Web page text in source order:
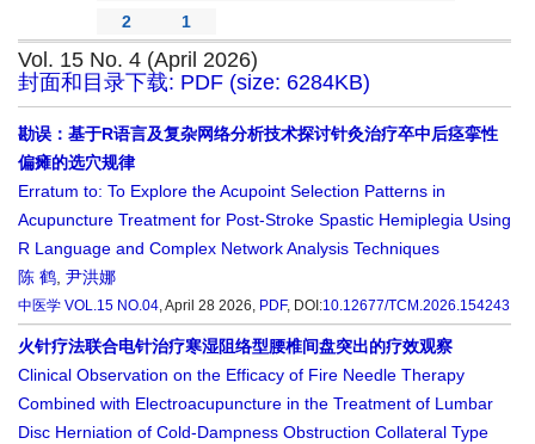
2
1
Vol. 15 No. 4 (April 2026)
封面和目录下载: PDF (size: 6284KB)
勘误：基于R语言及复杂网络分析技术探讨针灸治疗卒中后痉挛性
偏瘫的选穴规律
Erratum to: To Explore the Acupoint Selection Patterns in
Acupuncture Treatment for Post-Stroke Spastic Hemiplegia Using
R Language and Complex Network Analysis Techniques
陈 鹤 尹洪娜
中医学 VOL.15 NO.04, April 28 2026, PDF, DOI:10.12677/TCM.2026.154243
火针疗法联合电针治疗寒湿阻络型腰椎间盘突出的疗效观察
Clinical Observation on the Efficacy of Fire Needle Therapy
Combined with Electroacupuncture in the Treatment of Lumbar
Disc Herniation of Cold-Dampness Obstruction Collateral Type